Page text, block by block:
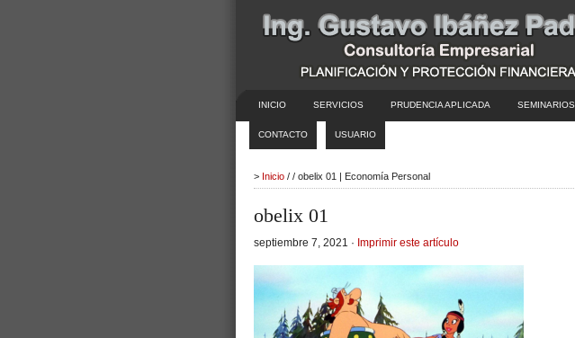
INICIO SERVICIOS PRUDENCIA APLICADA SEMINARIOS
CONTACTO USUARIO
> Inicio / / obelix 01 | Economía Personal
obelix 01
septiembre 7, 2021 · Imprimir este artículo